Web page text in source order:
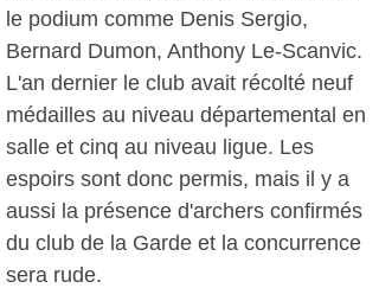
le podium comme Denis Sergio,
Bernard Dumon, Anthony Le-Scanvic.
L'an dernier le club avait récolté neuf
médailles au niveau départemental en
salle et cinq au niveau ligue. Les
espoirs sont donc permis, mais il y a
aussi la présence d'archers confirmés
du club de la Garde et la concurrence
sera rude.